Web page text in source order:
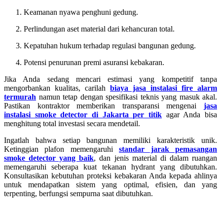
Keamanan nyawa penghuni gedung.
Perlindungan aset material dari kehancuran total.
Kepatuhan hukum terhadap regulasi bangunan gedung.
Potensi penurunan premi asuransi kebakaran.
Jika Anda sedang mencari estimasi yang kompetitif tanpa
mengorbankan kualitas, carilah biaya jasa instalasi fire alarm
termurah namun tetap dengan spesifikasi teknis yang masuk akal.
Pastikan kontraktor memberikan transparansi mengenai jasa
instalasi smoke detector di Jakarta per titik agar Anda bisa
menghitung total investasi secara mendetail.
Ingatlah bahwa setiap bangunan memiliki karakteristik unik.
Ketinggian plafon memengaruhistandar jarak pemasangan
smoke detector yang baik, dan jenis material di dalam ruangan
memengaruhi seberapa kuat tekanan hydrant yang dibutuhkan.
Konsultasikan kebutuhan proteksi kebakaran Anda kepada ahlinya
untuk mendapatkan sistem yang optimal, efisien, dan yang
terpenting, berfungsi sempurna saat dibutuhkan.